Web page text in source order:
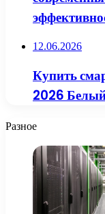
12.06.2026
Купить
2026
Разное